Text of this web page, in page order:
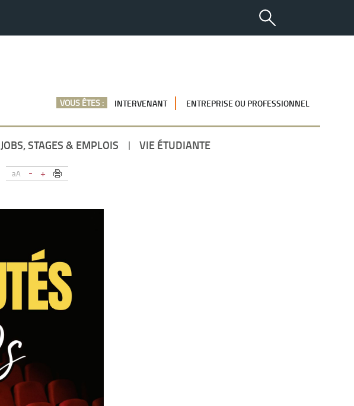
VOUS ÊTES : INTERVENANT ENTREPRISE OU PROFESSIONNEL
JOBS, STAGES & EMPLOIS VIE ÉTUDIANTE
aA - +